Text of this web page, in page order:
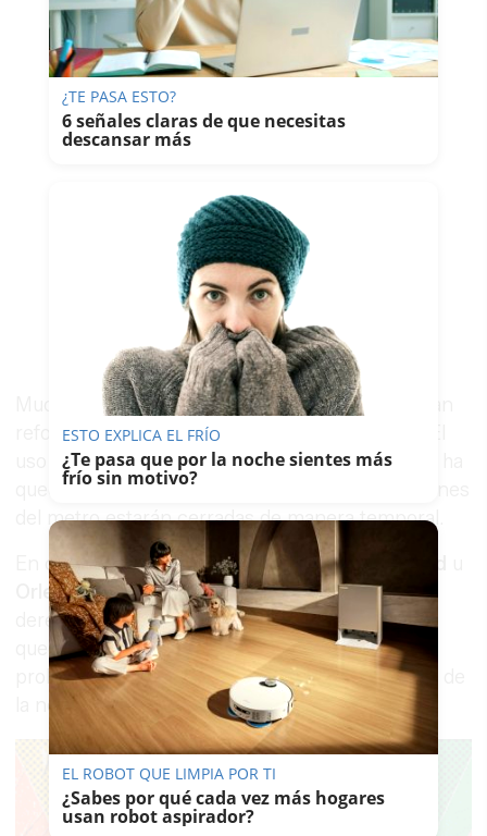
Muchos comercios, por temor a los saqueos, han
reforzado sus protecciones para evitar daños. El
uso de material pirotécnico y fuegos artificiales ha
quedado prohibido, mientras que varias estaciones
del metro estarán cerradas de manera temporal.
En ciudades como Toulouse , Clermont-Ferrand
Orleans, que están gobernadas por alcaldes de
derechas, se han impuesto incluso toques de
queda para los menores de 16 años y se ha
prohibido la venta de alcohol a partir de las diez de
la noche.
¿TE PASA ESTO?
6 señales claras de que necesitas
descansar más
ESTO EXPLICA EL FRÍO
¿Te pasa que por la noche sientes más
frío sin motivo?
EL ROBOT QUE LIMPIA POR TI
¿Sabes por qué cada vez más hogares
usan robot aspirador?